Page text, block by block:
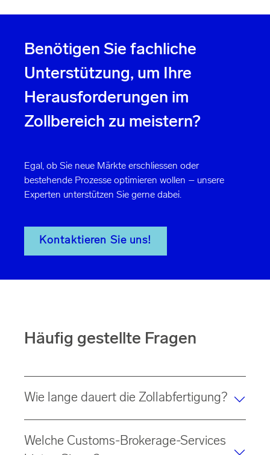
Benötigen Sie fachliche
Unterstützung, um Ihre
Herausforderungen im
Zollbereich zu meistern?
Egal, ob Sie neue Märkte erschliessen oder
bestehende Prozesse optimieren wollen – unsere
Experten unterstützen Sie gerne dabei.
Kontaktieren Sie uns!
Häufig gestellte Fragen
Wie lange dauert die Zollabfertigung?
Bestimmungsland, derArtder exportierten Güter und
Welche Customs-Brokerage-Services